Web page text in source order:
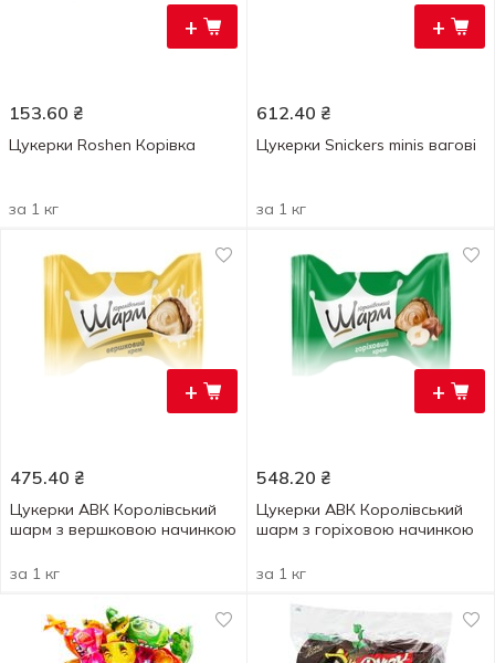
+
153.60 ₴
Цукерки Roshen Корівка
за 1 кг
+
612.40 ₴
Цукерки Snickers minis вагові
за 1 кг
+
475.40 ₴
Цукерки АВК Королівський
шарм з вершковою начинкою
за 1 кг
+
548.20 ₴
Цукерки АВК Королівський
шарм з горіховою начинкою
за 1 кг